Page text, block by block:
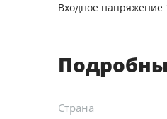
Входное напряжение
Страна